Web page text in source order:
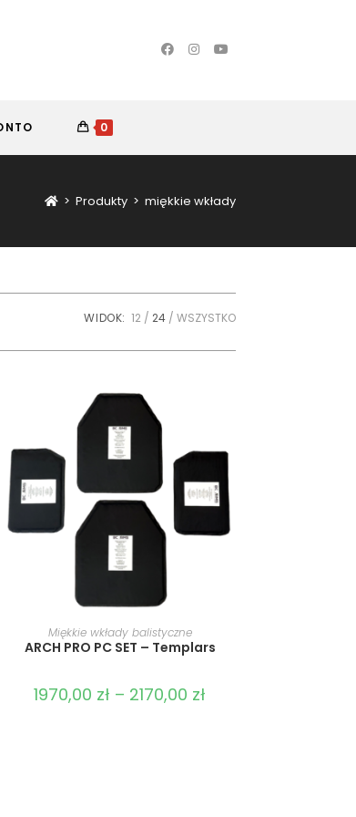
0
> Produkty > miękkie wkłady
WIDOK: 12 24 WSZYSTKO
WYBIERZ OPCJE
Miękkie wkłady balistyczne
ARCH PRO PC SET – Templars
1970,00 zł – 2170,00 zł